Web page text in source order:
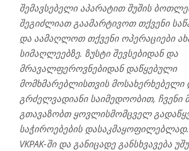
შემავსებელი აპარატით შუშის
შეგიძლიათ გაამარტივოთ თქვენი
და აამაღლოთ თქვენი ოპერაციები
სიმაღლეებზე. ზუსტი შევსებიდან და
მრავალფეროვნებიდან დაწყებული
მომხმარებლისთვის მოსახერხებელი
გრძელვადიანი საიმედოობით, ჩვენი
გთავაზობთ ყოვლისმომცველ
საჭიროებების დასაკმაყოფილებლად.
VKPAK-ში და განიცადე განსხვავება